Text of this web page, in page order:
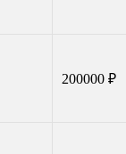
200000 ₽